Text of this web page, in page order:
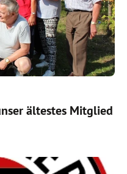
ältestes Mitglied